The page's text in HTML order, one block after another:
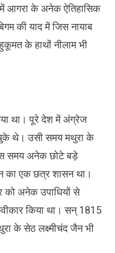
आगरा के अनेक ऐतिहासिक
की याद में जिस नायाब
के हाथों नीलाम भी
था। पूरे देश में अंग्रेज
थे। उसी समय मथुरा के
समय अनेक छोटे बड़े
का एक छत्र शासन था।
को अनेक उपाधियों से
किया था। सन् 1815
के सेठ लक्ष्मीचंद जैन भी